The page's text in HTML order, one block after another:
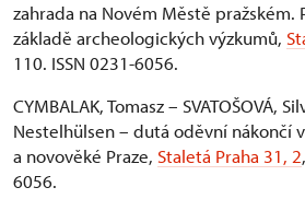
zahrada na Novém Městě pražském.
základě archeologických výzkumů,
110. ISSN 0231-6056.
CYMBALAK, Tomasz – SVATOŠOVÁ,
Nestelhülsen – dutá oděvní nákončí
a novověké Praze, Staletá Praha 31, 2
6056.